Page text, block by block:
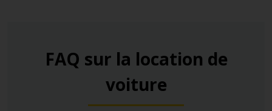
FAQ sur la location de
voiture